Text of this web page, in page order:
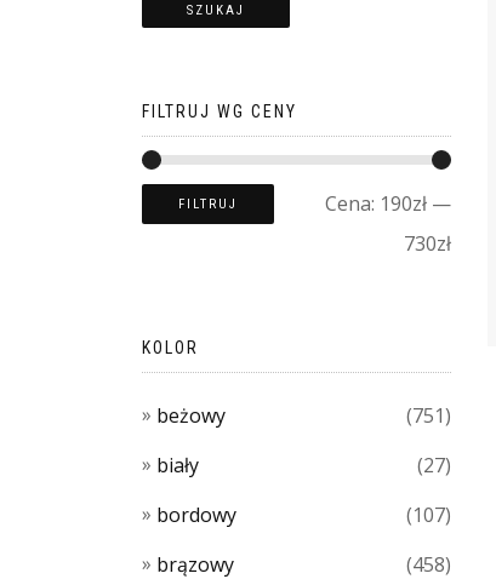
SZUKAJ
FILTRUJ WG CENY
FILTRUJ Cena: 190zł —
730zł
KOLOR
beżowy
(751)
biały
(27)
bordowy
(107)
brązowy
(458)